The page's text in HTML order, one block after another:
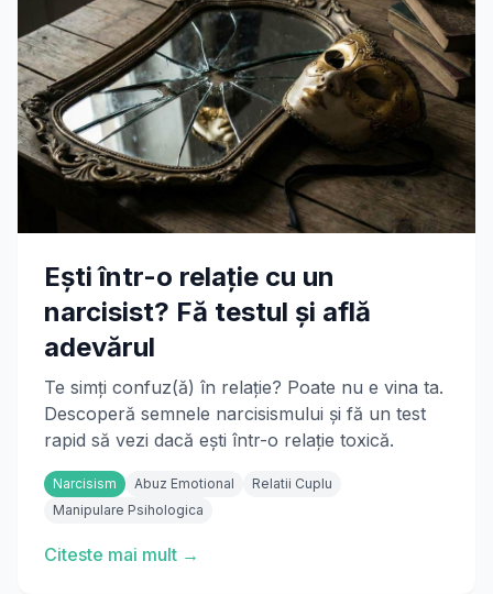
Ești într-o relație cu un
narcisist? Fă testul și află
adevărul
Te simți confuz(ă) în relație? Poate nu e vina ta.
Descoperă semnele narcisismului și fă un test
rapid să vezi dacă ești într-o relație toxică.
Narcisism Abuz Emotional
Relatii Cuplu
Manipulare Psihologica
Citeste mai mult →